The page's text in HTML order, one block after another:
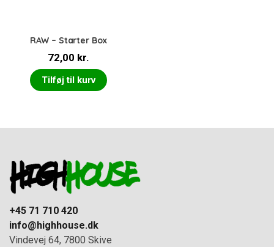
RAW – Starter Box
72,00 kr.
Tilføj til kurv
+45 71 710 420
info@highhouse.dk
Vindevej 64, 7800 Skive